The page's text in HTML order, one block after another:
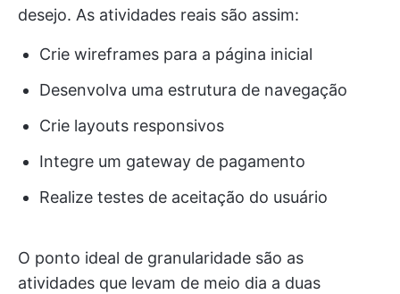
desejo. As atividades reais são assim:
Crie wireframes para a página inicial
Desenvolva uma estrutura de navegação
Crie layouts responsivos
Integre um gateway de pagamento
Realize testes de aceitação do usuário
O ponto ideal de granularidade são as
atividades que levam de meio dia a duas